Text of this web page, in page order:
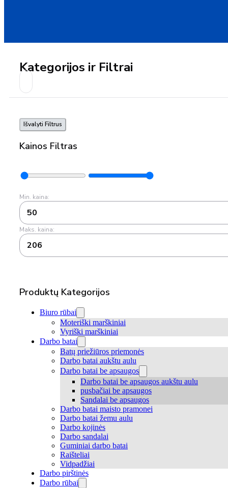
Kategorijos ir Filtrai
Išvalyti Filtrus
Kainos Filtras
Min. kaina:
50
Maks. kaina:
206
Produktų Kategorijos
Biuro rūbai
Moteriški marškiniai
Vyriški marškiniai
Darbo batai
Batų priežiūros priemonės
Darbo batai aukštu aulu
Darbo batai be apsaugos
Darbo batai be apsaugos aukštu aulu
pusbačiai be apsaugos
Sandalai be apsaugos
Darbo batai maisto pramonei
Darbo batai žemu aulu
Darbo kojinės
Darbo sandalai
Guminiai darbo batai
Raišteliai
Vidpadžiai
Darbo pirštinės
Darbo rūbai